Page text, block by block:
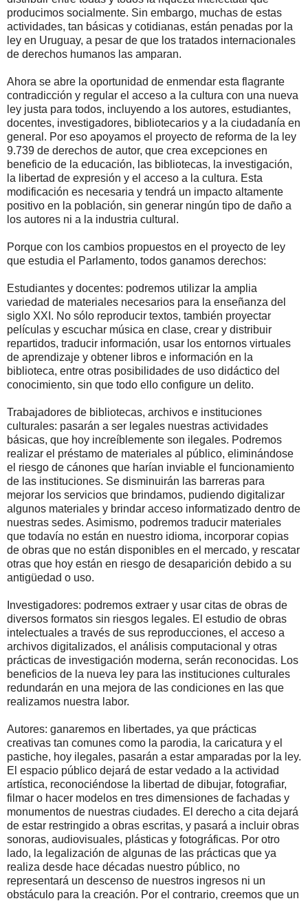
producimos socialmente. Sin embargo, muchas de estas
actividades, tan básicas y cotidianas, están penadas por la
ley en Uruguay, a pesar de que los tratados internacionales
de derechos humanos las amparan.
Ahora se abre la oportunidad de enmendar esta flagrante
contradicción y regular el acceso a la cultura con una nueva
ley justa para todos, incluyendo a los autores, estudiantes,
docentes, investigadores, bibliotecarios y a la ciudadanía en
general. Por eso apoyamos el proyecto de reforma de la ley
9.739 de derechos de autor, que crea excepciones en
beneficio de la educación, las bibliotecas, la investigación,
la libertad de expresión y el acceso a la cultura. Esta
modificación es necesaria y tendrá un impacto altamente
positivo en la población, sin generar ningún tipo de daño a
los autores ni a la industria cultural.
Porque con los cambios propuestos en el proyecto de ley
que estudia el Parlamento, todos ganamos derechos:
Estudiantes y docentes: podremos utilizar la amplia
variedad de materiales necesarios para la enseñanza del
siglo XXI. No sólo reproducir textos, también proyectar
películas y escuchar música en clase, crear y distribuir
repartidos, traducir información, usar los entornos virtuales
de aprendizaje y obtener libros e información en la
biblioteca, entre otras posibilidades de uso didáctico del
conocimiento, sin que todo ello configure un delito.
Trabajadores de bibliotecas, archivos e instituciones
culturales: pasarán a ser legales nuestras actividades
básicas, que hoy increíblemente son ilegales. Podremos
realizar el préstamo de materiales al público, eliminándose
el riesgo de cánones que harían inviable el funcionamiento
de las instituciones. Se disminuirán las barreras para
mejorar los servicios que brindamos, pudiendo digitalizar
algunos materiales y brindar acceso informatizado dentro de
nuestras sedes. Asimismo, podremos traducir materiales
que todavía no están en nuestro idioma, incorporar copias
de obras que no están disponibles en el mercado, y rescatar
otras que hoy están en riesgo de desaparición debido a su
antigüedad o uso.
Investigadores: podremos extraer y usar citas de obras de
diversos formatos sin riesgos legales. El estudio de obras
intelectuales a través de sus reproducciones, el acceso a
archivos digitalizados, el análisis computacional y otras
prácticas de investigación moderna, serán reconocidas. Los
beneficios de la nueva ley para las instituciones culturales
redundarán en una mejora de las condiciones en las que
realizamos nuestra labor.
Autores: ganaremos en libertades, ya que prácticas
creativas tan comunes como la parodia, la caricatura y el
pastiche, hoy ilegales, pasarán a estar amparadas por la ley.
El espacio público dejará de estar vedado a la actividad
artística, reconociéndose la libertad de dibujar, fotografiar,
filmar o hacer modelos en tres dimensiones de fachadas y
monumentos de nuestras ciudades. El derecho a cita dejará
de estar restringido a obras escritas, y pasará a incluir obras
sonoras, audiovisuales, plásticas y fotográficas. Por otro
lado, la legalización de algunas de las prácticas que ya
realiza desde hace décadas nuestro público, no
representará un descenso de nuestros ingresos ni un
obstáculo para la creación. Por el contrario, creemos que un